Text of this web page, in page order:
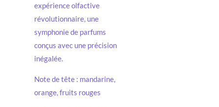
expérience olfactive
révolutionnaire, une
symphonie de parfums
conçus avec une précision
inégalée.
Note de tête : mandarine,
orange, fruits rouges